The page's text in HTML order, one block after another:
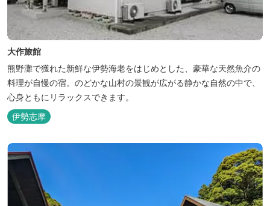
大作旅館
熊野灘で獲れた新鮮な伊勢海老をはじめとした、豪華な天然魚介の
料理が自慢の宿。のどかな山村の景観が広がる静かな自然の中で、
心身ともにリラックスできます。
伊勢志摩